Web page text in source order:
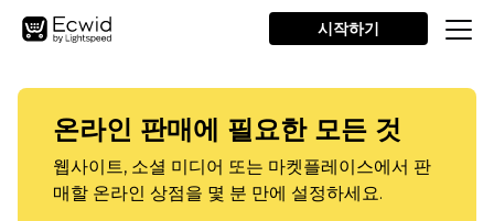
시작하기
온라인 판매에 필요한 모든 것
웹사이트, 소셜 미디어 또는 마켓플레이스에서 판
매할 온라인 상점을 몇 분 만에 설정하세요.